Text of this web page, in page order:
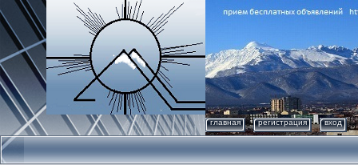
главная регистрация вход